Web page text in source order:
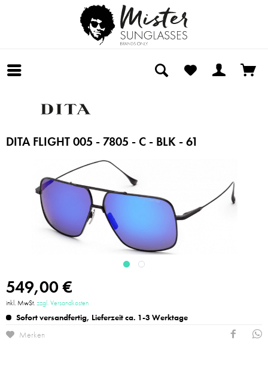
DITA FLIGHT 005 - 7805 - C - BLK - 61
549,00 €
inkl. MwSt.zzgl. Versandkosten
Sofort versandfertig, Lieferzeit ca. 1-3 Werktage
Merken